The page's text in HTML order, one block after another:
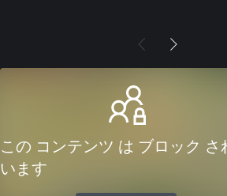
この コンテンツ は ブロック さ
います